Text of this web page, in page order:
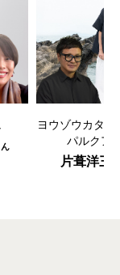
ヨウゾウカタ
パルクア
片葺洋三